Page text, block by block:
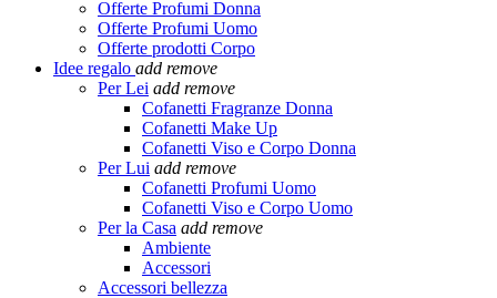
Offerte Profumi Donna
Offerte Profumi Uomo
Offerte prodotti Corpo
Idee regalo add remove
Per Lei add remove
Cofanetti Fragranze Donna
Cofanetti Make Up
Cofanetti Viso e Corpo Donna
Per Lui add remove
Cofanetti Profumi Uomo
Cofanetti Viso e Corpo Uomo
Per la Casa add remove
Ambiente
Accessori
Accessori bellezza